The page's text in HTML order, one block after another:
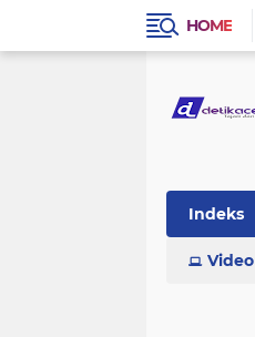
HOME
Indeks
Video